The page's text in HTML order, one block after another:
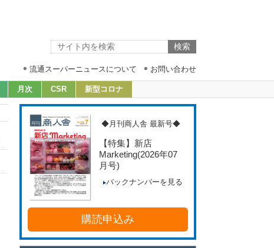
流通スーパーニュースについて お問い合わせ
月次 CSR 新型コロナ
◆月刊商人舎 最新号◆
【特集】新店
Marketing(2026年07
月号)
バックナンバーを見る
購読申込み